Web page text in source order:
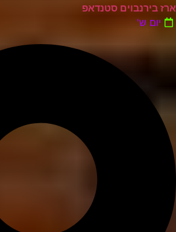
ארז בירנבוים סטנדאפ
יום ש'